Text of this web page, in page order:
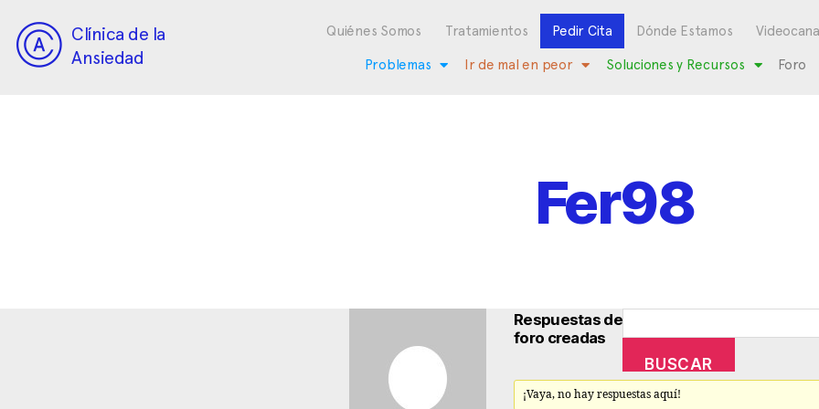
Clínica de la
Ansiedad
Quiénes Somos Tratamientos Pedir Cita Dónde Estamos
Problemas Ir de mal en peor Soluciones y Recursos Foro
Fer98
Respuestas de
foro creadas
¡Vaya, no hay respuestas aquí!